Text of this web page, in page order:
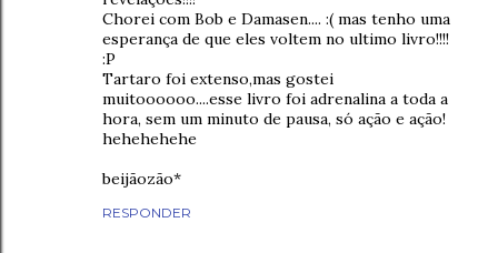
Chorei com Bob e Damasen.... :( mas tenho uma
esperança de que eles voltem no ultimo livro!!!!
:P
Tartaro foi extenso,mas gostei
muitoooooo....esse livro foi adrenalina a toda a
hora, sem um minuto de pausa, só ação e ação!
hehehehehe
beijãozão*
RESPONDER